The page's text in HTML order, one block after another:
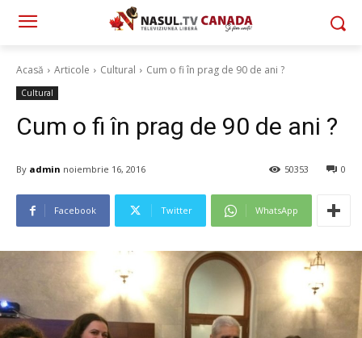
Acasă Articole Cultural Cum o fi în prag de 90 de ani ?
Cultural
Cum o fi în prag de 90 de ani ?
By admin noiembrie 16, 2016 0
50353
Facebook Twitter WhatsApp